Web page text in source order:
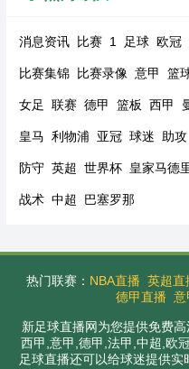
消息资讯 比赛 1 足球 欧冠
比赛集锦 比赛录像 意甲 篮
女足 联赛 德甲 篮板 西甲
皇马 利物浦 亚冠 球迷 助攻
防守 英超 世界杯 皇家马德
战术 中超 巴塞罗那
热门联赛： NBA直播 英超直
德甲直播 意
新足球直播网为您提供免费
西甲,意甲,德甲,法甲,中超,欧
足球直播还可以给球迷提供